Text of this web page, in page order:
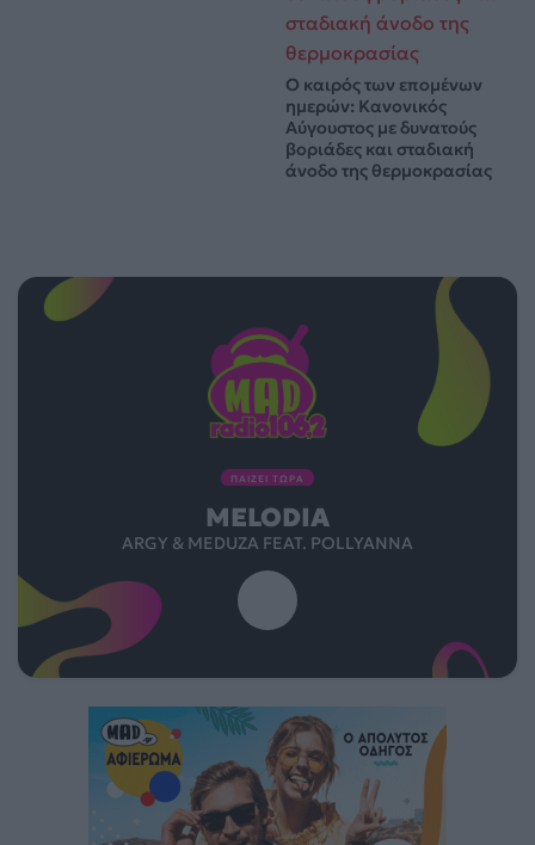
Ο καιρός των επομένων
ημερών: Κανονικός
Αύγουστος με δυνατούς
βοριάδες και σταδιακή
άνοδο της θερμοκρασίας
ΠΑΙΖΕΙ ΤΩΡΑ
MELODIA
ARGY & MEDUZA FEAT. POLLYANNA